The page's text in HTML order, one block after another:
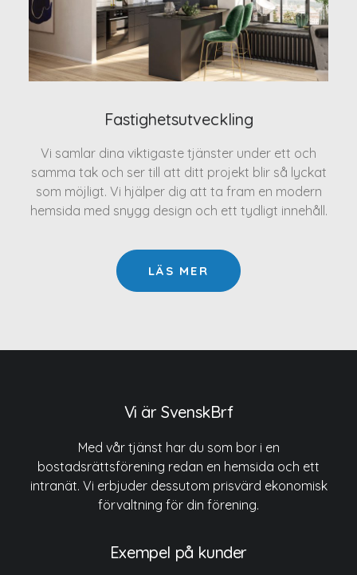
Fastighetsutveckling
Vi samlar dina viktigaste tjänster under ett och
samma tak och ser till att ditt projekt blir så lyckat
som möjligt. Vi hjälper dig att ta fram en modern
hemsida med snygg design och ett tydligt innehåll.
LÄS MER
Vi är SvenskBrf
Med vår tjänst har du som bor i en
bostadsrättsförening redan en hemsida och ett
intranät. Vi erbjuder dessutom prisvärd ekonomisk
förvaltning för din förening.
Exempel på kunder